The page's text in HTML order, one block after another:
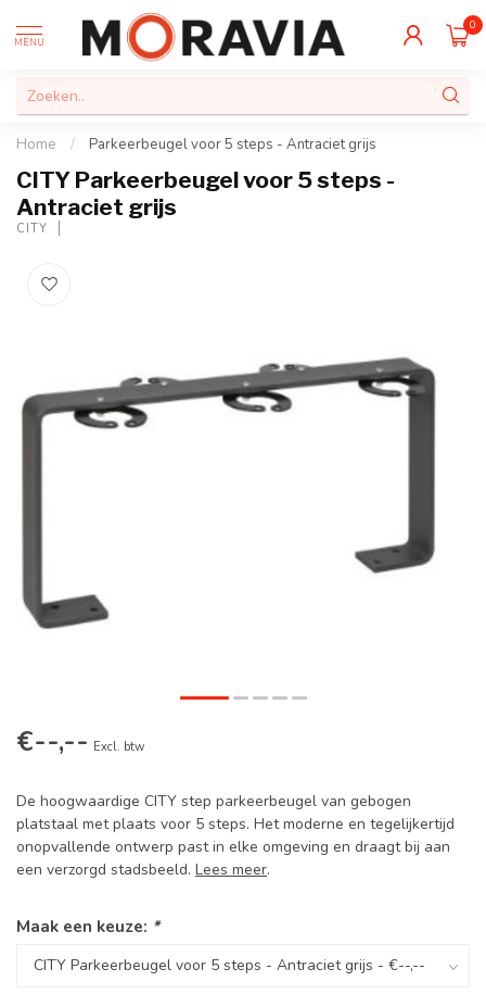
MENU
0
Home / Parkeerbeugel voor 5 steps - Antraciet grijs
CITY Parkeerbeugel voor 5 steps -
Antraciet grijs
CITY
€--,-- Excl. btw
De hoogwaardige CITY step parkeerbeugel van gebogen
platstaal met plaats voor 5 steps. Het moderne en tegelijkertijd
onopvallende ontwerp past in elke omgeving en draagt ​​bij aan
een verzorgd stadsbeeld. Lees meer.
Maak een keuze: *